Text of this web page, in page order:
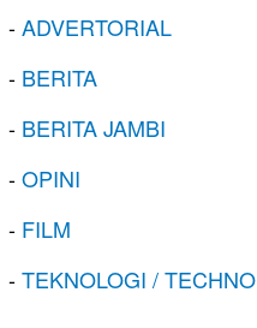
-ADVERTORIAL
- BERITA
- BERITA JAMBI
-OPINI
- FILM
-TEKNOLOGI / TECHNO